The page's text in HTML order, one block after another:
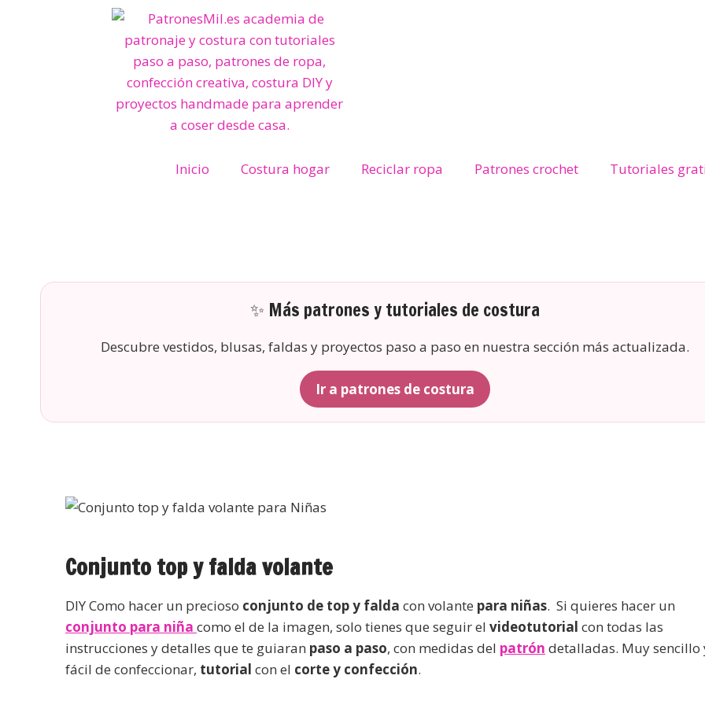
Inicio Costura hogar Reciclar ropa Patrones crochet Tutoriales
✨ Más patrones y tutoriales de costura
Descubre vestidos, blusas, faldas y proyectos paso a paso en nuestra sección más actualizada.
Ir a patrones de costura
Conjunto top y falda volante
DIY Como hacer un precioso conjunto de top y falda con volante para niñas. Si quieres hacer un
conjunto para niña como el de la imagen, solo tienes que seguir el videotutorial con todas las
instrucciones y detalles que te guiaran paso a paso, con medidas del patrón detalladas. Muy sencillo
fácil de confeccionar, tutorial con el corte y confección.